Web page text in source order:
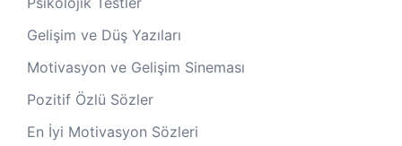
Gelişim ve Düş Yazıları
Motivasyon ve Gelişim Sineması
Pozitif Özlü Sözler
En İyi Motivasyon Sözleri